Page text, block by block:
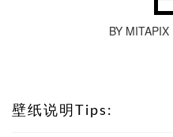
BY MITAPIX
壁纸说明Tips: